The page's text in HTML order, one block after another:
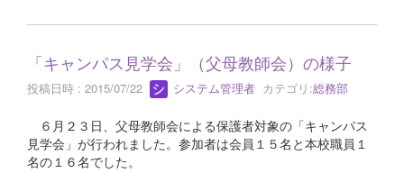
「キャンパス見学会」（父母教師会）の様子
投稿日時 : 2015/07/22 システム管理者 カテゴリ:総務部
６月２３日、父母教師会による保護者対象の「キャンパス
見学会」が行われました。参加者は会員１５名と本校職員１
名の１６名でした。